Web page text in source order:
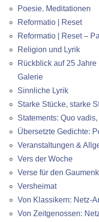
Poesie. Meditationen
Reformatio | Reset
Reformatio | Reset –
Religion und Lyrik
Rückblick auf 25
Galerie
Sinnliche Lyrik
Starke Stücke, starke
Statements: Quo
Übersetzte Gedichte:
Veranstaltungen &
Vers der Woche
Verse für den
Versheimat
Von Klassikern: Netz-
Von Zeitgenossen: